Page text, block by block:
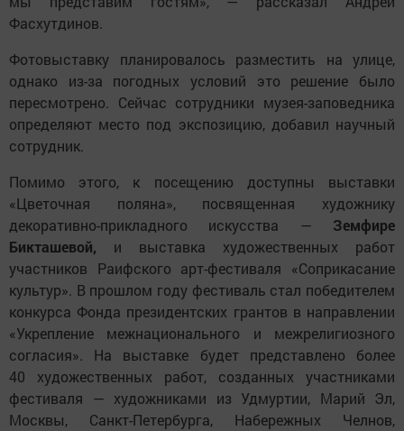
Фасхутдинов.
Фотовыставку планировалось разместить на улице,
однако из-за погодных условий это решение было
пересмотрено. Сейчас сотрудники музея-заповедника
определяют место под экспозицию, добавил научный
сотрудник.
Помимо этого, к посещению доступны выставки
«Цветочная поляна», посвященная художнику
декоративно-прикладного искусства — Земфире
Бикташевой, и выставка художественных работ
участников Раифского арт-фестиваля «Соприкасание
культур». В прошлом году фестиваль стал победителем
конкурса Фонда президентских грантов в направлении
«Укрепление межнационального и межрелигиозного
согласия». На выставке будет представлено более
40 художественных работ, созданных участниками
фестиваля — художниками из Удмуртии, Марий Эл,
Москвы, Санкт-Петербурга, Набережных Челнов,